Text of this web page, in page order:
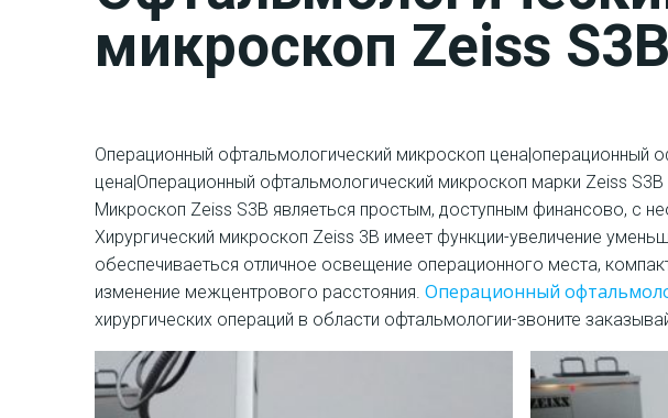
микроскоп Zeiss S3B
Операционный офтальмологический микроскоп цена|операционный
цена|Операционный офтальмологический микроскоп марки Zeiss
Микроскоп Zeiss S3В являеться простым, доступным финансово, с
Хирургический микроскоп Zeiss 3B имеет функции-увеличение
обеспечиваеться отличное освещение операционного места,
изменение межцентрового расстояния. Операционный
хирургических операций в области офтальмологии-звоните